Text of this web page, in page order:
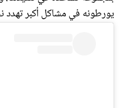
يورطونه في مشاكل أكبر تهدد